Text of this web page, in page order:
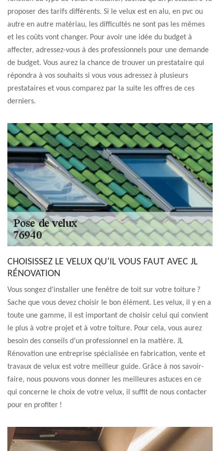
proposer des tarifs différents. Si le velux est en alu, en pvc ou
autre en autre matériau, les difficultés ne sont pas les mêmes
et les coûts vont changer. Pour avoir une idée du budget à
affecter, adressez-vous à des professionnels pour une demande
de budget. Vous aurez la chance de trouver un prestataire qui
répondra à vos souhaits si vous vous adressez à plusieurs
prestataires et vous comparez par la suite les offres de ces
derniers.
CHOISISSEZ LE VELUX QU’IL VOUS FAUT AVEC JL
RÉNOVATION
Vous songez d’installer une fenêtre de toit sur votre toiture ?
Sache que vous devez choisir le bon élément. Les velux, il y en a
toute une gamme, il est important de choisir celui qui convient
le plus à votre projet et à votre toiture. Pour cela, vous aurez
besoin des conseils d’un professionnel en la matière. JL
Rénovation une entreprise spécialisée en fabrication, vente et
travaux de velux est votre meilleur guide. Grâce à nos savoir-
faire, nous pouvons vous donner les meilleures astuces en ce
qui concerne le choix de votre velux, il suffit de nous contacter
pour en profiter !